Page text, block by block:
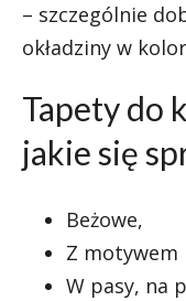
– szczególnie
okładziny w
Tapety do
jakie się
Beżowe,
Z motywem
W pasy, na